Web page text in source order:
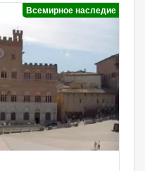
Всемирное наследие